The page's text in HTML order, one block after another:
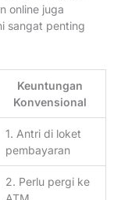
online juga
sangat penting
Keuntungan
Konvensional
1. Antri di loket
pembayaran
2. Perlu pergi ke